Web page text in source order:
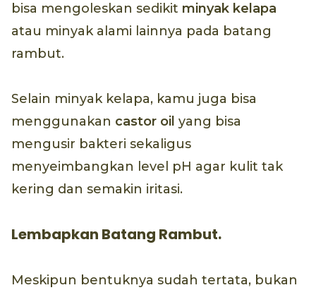
bisa mengoleskan sedikit minyak kelapa
atau minyak alami lainnya pada batang
rambut.
Selain minyak kelapa, kamu juga bisa
menggunakan castor oil yang bisa
mengusir bakteri sekaligus
menyeimbangkan level pH agar kulit tak
kering dan semakin iritasi.
Lembapkan Batang Rambut.
Meskipun bentuknya sudah tertata, bukan